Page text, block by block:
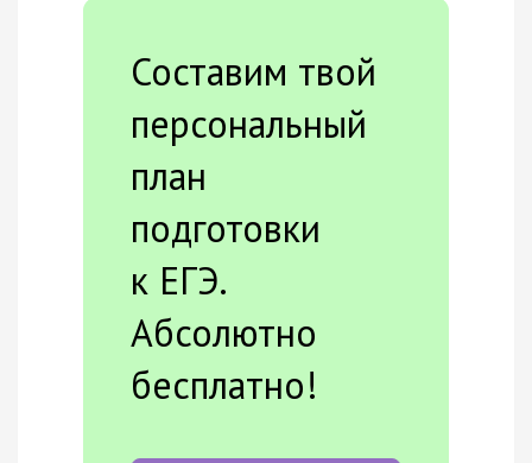
Составим твой
персональный
план
подготовки
к ЕГЭ.
Абсолютно
бесплатно!